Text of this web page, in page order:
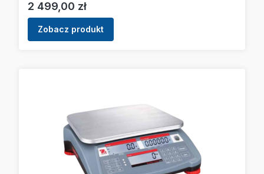
Cena
2 499,00 zł
Zobacz produkt